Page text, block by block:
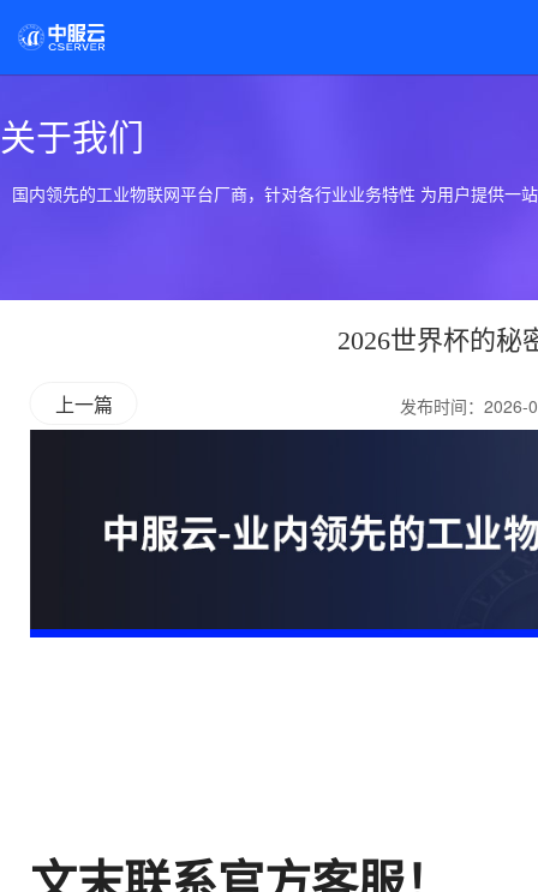
关于我们
国内领先的工业物联网平台厂商，针对各行业业务特性 为用户提供
2026世界杯的秘
上一篇 发布时间：